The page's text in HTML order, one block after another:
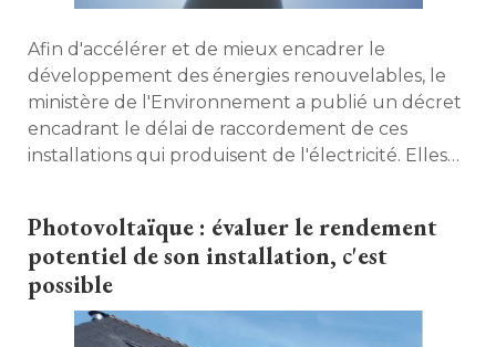
Afin d'accélérer et de mieux encadrer le
développement des énergies renouvelables, le
ministère de l'Environnement a publié un décret
encadrant le délai de raccordement de ces
installations qui produisent de l'électricité. Elles
Photovoltaïque : évaluer le rendement
potentiel de son installation, c'est
possible